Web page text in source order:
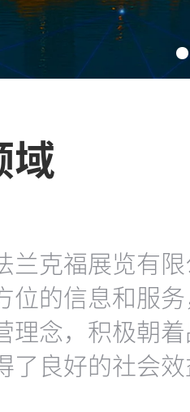
域
兰克福展览有
位的信息和服
理念，积极朝
了良好的社会效